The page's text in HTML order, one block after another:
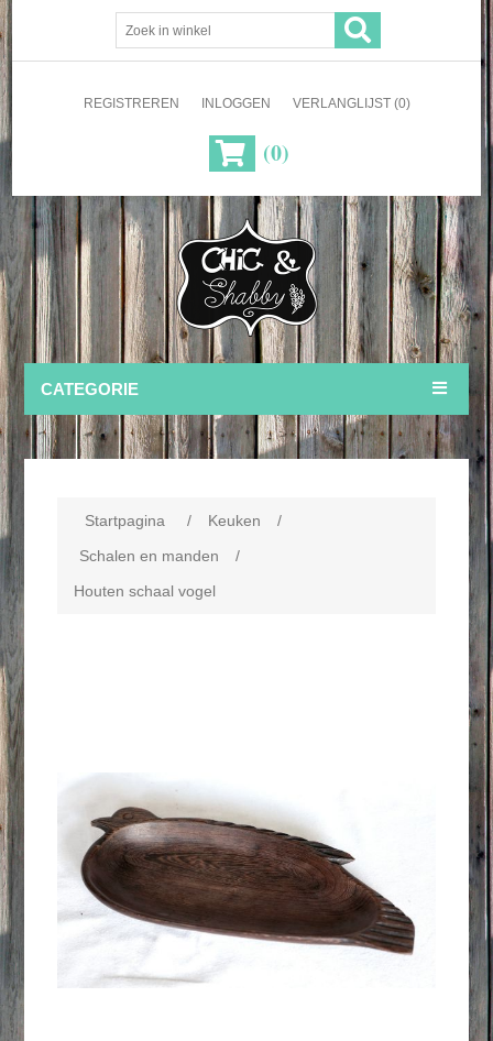
REGISTREREN INLOGGEN VERLANGLIJST (0)
(0)
CATEGORIE
Startpagina / Keuken
/
Schalen en manden
/
Houten schaal vogel